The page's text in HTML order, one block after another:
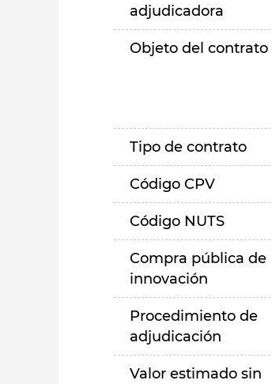
adjudicadora
Objeto del contrato
Tipo de contrato
Código CPV
Código NUTS
Compra pública de
innovación
Procedimiento de
adjudicación
Valor estimado sin